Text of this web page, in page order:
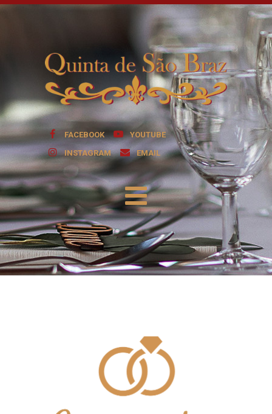
FACEBOOK
YOUTUBE
INSTAGRAM
EMAIL